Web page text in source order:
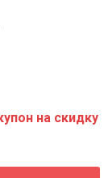
на скидку